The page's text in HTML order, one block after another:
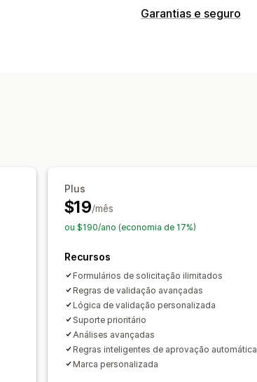
Garantias e seguro
Plus
$19/mês
ou $190/ano (economia de 17%)
Recursos
Formulários de solicitação ilimitados
Regras de validação avançadas
Lógica de validação personalizada
Suporte prioritário
Análises avançadas
Regras inteligentes de aprovação automática
Marca personalizada